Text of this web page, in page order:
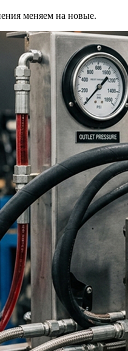
меняем на новые.